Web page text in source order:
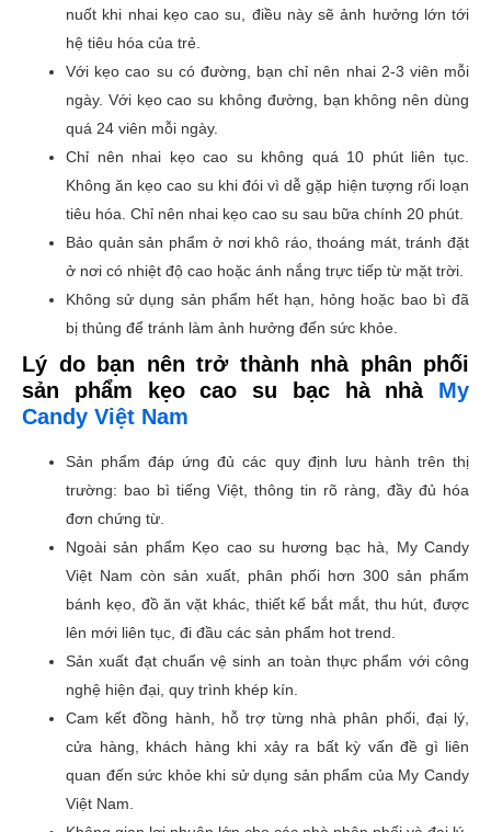
nuốt khi nhai kẹo cao su, điều này sẽ ảnh hưởng lớn tới
hệ tiêu hóa của trẻ.
Với kẹo cao su có đường, bạn chỉ nên nhai 2-3 viên mỗi
ngày. Với kẹo cao su không đường, bạn không nên dùng
quá 24 viên mỗi ngày.
Chỉ nên nhai kẹo cao su không quá 10 phút liên tục.
Không ăn kẹo cao su khi đói vì dễ gặp hiện tượng rối loạn
tiêu hóa. Chỉ nên nhai kẹo cao su sau bữa chính 20 phút.
Bảo quản sản phẩm ở nơi khô ráo, thoáng mát, tránh đặt
ở nơi có nhiệt độ cao hoặc ánh nắng trực tiếp từ mặt trời.
Không sử dụng sản phẩm hết hạn, hỏng hoặc bao bì đã
bị thủng để tránh làm ảnh hưởng đến sức khỏe.
Lý do bạn nên trở thành nhà phân phối
sản phẩm kẹo cao su bạc hà nhà My
Candy Việt Nam
Sản phẩm đáp ứng đủ các quy định lưu hành trên thị
trường: bao bì tiếng Việt, thông tin rõ ràng, đầy đủ hóa
đơn chứng từ.
Ngoài sản phẩm Kẹo cao su hương bạc hà, My Candy
Việt Nam còn sản xuất, phân phối hơn 300 sản phẩm
bánh kẹo, đồ ăn vặt khác, thiết kế bắt mắt, thu hút, được
lên mới liên tục, đi đầu các sản phẩm hot trend.
Sản xuất đạt chuẩn vệ sinh an toàn thực phẩm với công
nghệ hiện đại, quy trình khép kín.
Cam kết đồng hành, hỗ trợ từng nhà phân phối, đại lý,
cửa hàng, khách hàng khi xảy ra bất kỳ vấn đề gì liên
quan đến sức khỏe khi sử dụng sản phẩm của My Candy
Việt Nam.